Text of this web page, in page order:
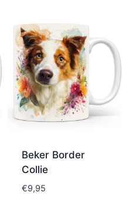
Beker Border
Collie
€9,95